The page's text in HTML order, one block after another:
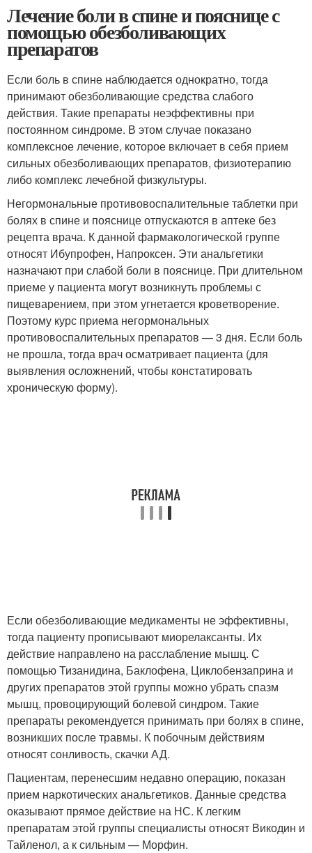
Лечение боли в спине и пояснице с
помощью обезболивающих
препаратов
Если боль в спине наблюдается однократно, тогда
принимают обезболивающие средства слабого
действия. Такие препараты неэффективны при
постоянном синдроме. В этом случае показано
комплексное лечение, которое включает в себя прием
сильных обезболивающих препаратов, физиотерапию
либо комплекс лечебной физкультуры.
Негормональные противовоспалительные таблетки при
болях в спине и пояснице отпускаются в аптеке без
рецепта врача. К данной фармакологической группе
относят Ибупрофен, Напроксен. Эти анальгетики
назначают при слабой боли в пояснице. При длительном
приеме у пациента могут возникнуть проблемы с
пищеварением, при этом угнетается кроветворение.
Поэтому курс приема негормональных
противовоспалительных препаратов — 3 дня. Если боль
не прошла, тогда врач осматривает пациента (для
выявления осложнений, чтобы констатировать
хроническую форму).
Если обезболивающие медикаменты не эффективны,
тогда пациенту прописывают миорелаксанты. Их
действие направлено на расслабление мышц. С
помощью Тизанидина, Баклофена, Циклобензаприна и
других препаратов этой группы можно убрать спазм
мышц, провоцирующий болевой синдром. Такие
препараты рекомендуется принимать при болях в спине,
возникших после травмы. К побочным действиям
относят сонливость, скачки АД.
Пациентам, перенесшим недавно операцию, показан
прием наркотических анальгетиков. Данные средства
оказывают прямое действие на НС. К легким
препаратам этой группы специалисты относят Викодин и
Тайленол, а к сильным — Морфин.